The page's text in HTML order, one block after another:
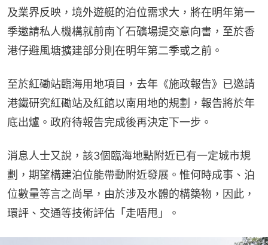
及業界反映，境外遊艇的泊位需求大，將在明年第一
季邀請私人機構就前南丫石礦場提交意向書，至於香
港仔避風塘擴建部分則在明年第二季或之前。
至於紅磡站臨海用地項目，去年《施政報告》已邀請
港鐵研究紅磡站及紅館以南用地的規劃，報告將於年
底出爐。政府待報告完成後再決定下一步。
消息人士又說，該3個臨海地點附近已有一定城市規
劃，期望構建泊位能帶動附近發展。惟何時成事、泊
位數量等言之尚早，由於涉及水體的構築物，因此，
環評、交通等技術評估「走唔甩」。